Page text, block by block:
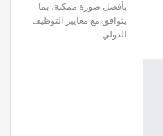
بأفضل صورة ممكنة، بما
يتوافق مع معايير التوظيف
الدولي.